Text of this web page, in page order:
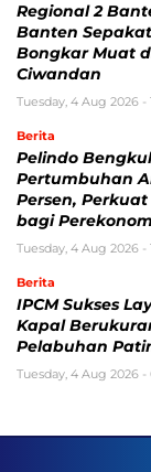
Regional 2
Banten
Bongkar Muat
Ciwandan
Tuesday, 4 Aug 2026 -
Berita
Pelindo
Pertumbuhan
Persen,
bagi
Tuesday, 4 Aug 2026 -
Berita
IPCM Sukses
Kapal
Pelabuhan
Tuesday, 4 Aug 2026 -